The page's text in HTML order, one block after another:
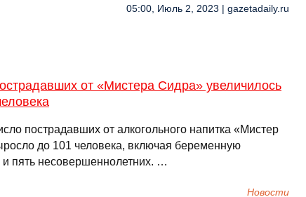
05:00, Июль 2, 2023 | gazetadaily.ru
от «Мистера Сидра» увеличилось
пострадавших от алкогольного напитка «Мистер
до 101 человека, включая беременную
пять несовершеннолетних. …
Новости